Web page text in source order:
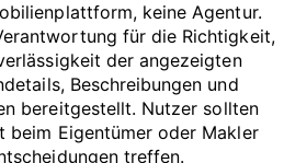
keine Agentur.
für die Richtigkeit,
der angezeigten
Beschreibungen und
bereitgestellt. Nutzer sollten
beim Eigentümer oder Makler
treffen.